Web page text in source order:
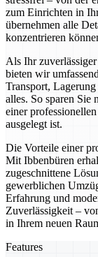
zum Einrichten in
übernehmen alle
konzentrieren
Als Ihr
bieten wir
Transport,
alles. So sparen Sie
einer
ausgelegt ist.
Die Vorteile einer
Mit Ibbenbüren
zugeschnittene
gewerblichen
Erfahrung und
Zuverlässigkeit –
in Ihrem neuen
Features